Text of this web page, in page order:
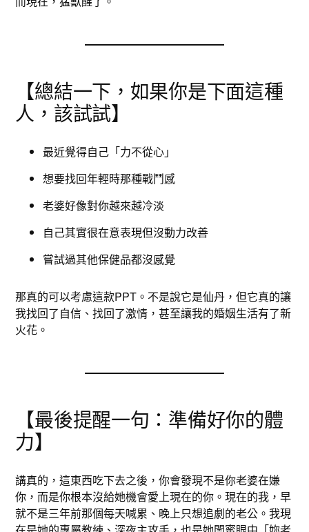
【總結一下，如果你是下面這種
人，該試試】
最近覺得自己「力不從心」
想要找回年輕時那種戰鬥感
老婆好像對你越來越冷淡
自己其實很在意表現但沒動力改善
嘗試過其他保健品都沒感覺
那真的可以考慮這款PPT。不是說它是仙丹，但它真的讓
我找回了自信、找回了激情，甚至讓我的婚姻生活有了新
火花。
【最後提醒一句：準備好你的體
力】
講真的，這東西吃下去之後，你會發現不是你老婆在嫌
你，而是你根本沒給她機會愛上現在的你。現在的我，早
就不是三年前那個每天喊累、晚上只想追劇的老公。我現